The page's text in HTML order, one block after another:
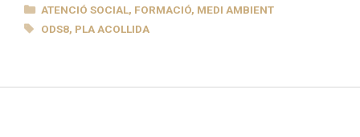
CATEGORIES
ATENCIÓ SOCIAL, FORMACIÓ, MEDI AMBIENT
ETIQUETES
ODS8, PLA ACOLLIDA